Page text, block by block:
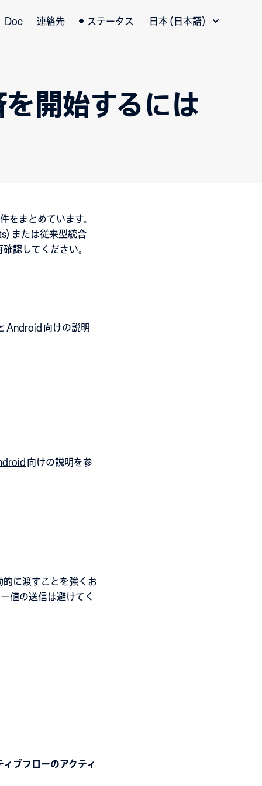
Doc 連絡先 ステータス
日本 (日本語)
開始するには
をまとめています。
または従来型統合
認してください。
Android 向けの説明
向けの説明を参
に渡すことを強くお
値の送信は避けてく
ブフローのアクティ